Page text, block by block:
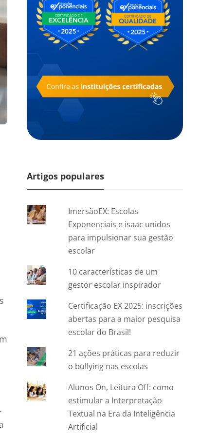
Artigos populares
ImersãoEX: Escolas
Exponenciais e isaac unidos
para impulsionar sua gestão
escolar
10 características de um
gestor escolar inspirador
Certificação EX 2025: inscrições
abertas para a maior pesquisa
escolar do Brasil!
21 ações práticas para reduzir
o bullying nas escolas
Alunos On, Leitura Off: como
estimular a Interpretação
Textual na Era da Inteligência
Artificial